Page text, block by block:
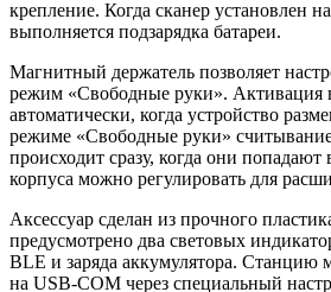
крепление. Когда сканер установлен
выполняется подзарядка батареи.
Магнитный держатель позволяет
режим «Свободные руки». Активация
автоматически, когда устройство
режиме «Свободные руки»
происходит сразу, когда они
корпуса можно регулировать для
Аксессуар сделан из прочного
предусмотрено два световых
BLE и заряда аккумулятора. Станцию
на USB-COM через специальный